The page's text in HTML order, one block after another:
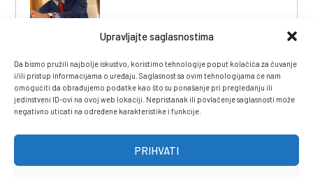
Upravljajte saglasnostima
Da bismo pružili najbolje iskustvo, koristimo tehnologije poput kolačića za čuvanje
i/ili pristup informacijama o uređaju. Saglasnost sa ovim tehnologijama će nam
omogućiti da obrađujemo podatke kao što su ponašanje pri pregledanju ili
jedinstveni ID-ovi na ovoj web lokaciji. Nepristanak ili povlačenje saglasnosti može
negativno uticati na određene karakteristike i funkcije.
PRIHVATI